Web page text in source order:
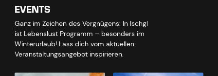
EVENTS
Ganz im Zeichen des Vergnügens: In Ischgl
ist Lebenslust Programm – besonders im
Winterurlaub! Lass dich vom aktuellen
Veranstaltungsangebot inspirieren.